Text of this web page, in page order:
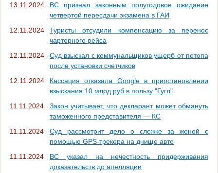
13.11.2024
ВС признал законным полугодовое ожидание
четвертой пересдачи экзамена в ГАИ
12.11.2024
Туристы отсудили компенсацию за перенос
чартерного рейса
12.11.2024
Суд взыскал с коммунальщиков ущерб от потопа
после установки счетчиков
12.11.2024
Кассация отказала Google в приостановлении
взыскания 10 млрд руб в пользу "Гугл"
11.11.2024
Закон учитывает, что декларант может обмануть
таможенного представителя — КС
11.11.2024
Суд рассмотрит дело о слежке за женой с
помощью GPS-трекера на днище авто
11.11.2024
ВС указал на нечестность придерживания
доказательств до апелляции